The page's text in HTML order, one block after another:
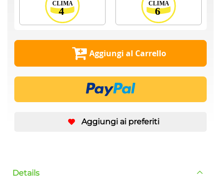
Aggiungi al Carrello
Aggiungi ai preferiti
Details